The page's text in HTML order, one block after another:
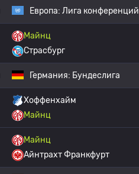
Европа: Лига конференций
Майнц
Страсбург
Германия: Бундеслига
Хоффенхайм
Майнц
Майнц
Айнтрахт Франкфурт